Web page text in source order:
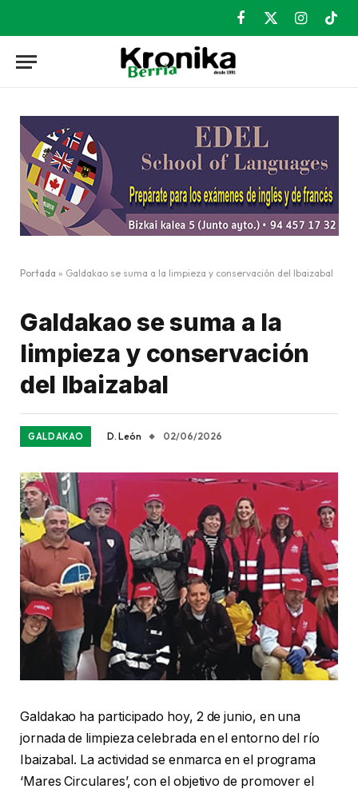
Facebook
X
Instagram
Portada » Galdakao se suma a la limpieza y conservación del Ibaizabal
Galdakao se suma a la
limpieza y conservación
del Ibaizabal
GALDAKAO D. León 02/06/2026
Galdakao ha participado hoy, 2 de junio, en una
jornada de limpieza celebrada en el entorno del río
Ibaizabal. La actividad se enmarca en el programa
‘Mares Circulares’, con el objetivo de promover el